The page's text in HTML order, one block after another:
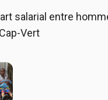
salarial entre
Vert